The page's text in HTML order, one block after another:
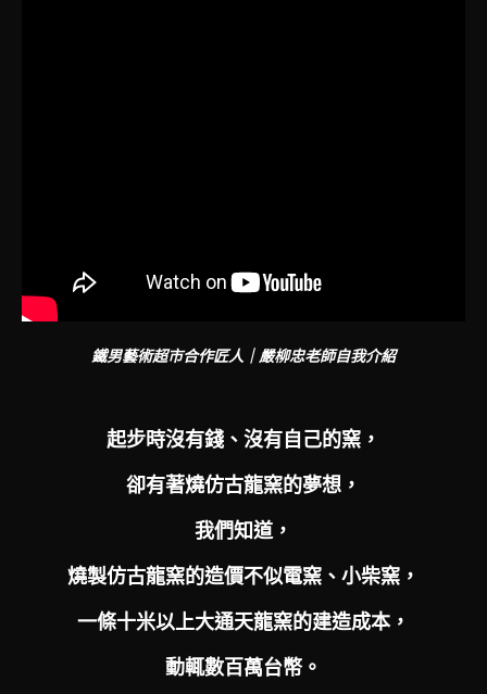
鐵男藝術超市合作匠人｜嚴柳忠老師自我介紹
起步時沒有錢、沒有自己的窯，
卻有著燒仿古龍窯的夢想，
我們知道，
燒製仿古龍窯的造價不似電窯、小柴窯，
一條十米以上大通天龍窯的建造成本，
動輒數百萬台幣。